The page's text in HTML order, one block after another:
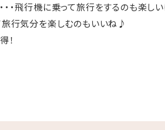
・飛行機に乗って旅行をするのも楽し
旅行気分を楽しむのもいいね♪
！